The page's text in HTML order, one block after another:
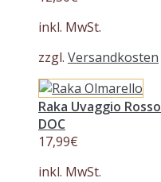
inkl. MwSt.
zzgl. Versandkosten
Raka Uvaggio Rosso
DOC
17,99€
inkl. MwSt.